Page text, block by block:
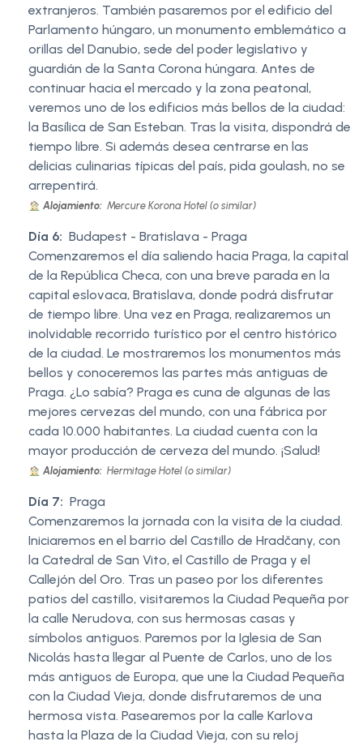
extranjeros. También pasaremos por el edificio del
Parlamento húngaro, un monumento emblemático a
orillas del Danubio, sede del poder legislativo y
guardián de la Santa Corona húngara. Antes de
continuar hacia el mercado y la zona peatonal,
veremos uno de los edificios más bellos de la ciudad:
la Basílica de San Esteban. Tras la visita, dispondrá de
tiempo libre. Si además desea centrarse en las
delicias culinarias típicas del país, pida goulash, no se
arrepentirá.
Alojamiento: Mercure Korona Hotel (o similar)
Día 6: Budapest - Bratislava - Praga
Comenzaremos el día saliendo hacia Praga, la capital
de la República Checa, con una breve parada en la
capital eslovaca, Bratislava, donde podrá disfrutar
de tiempo libre. Una vez en Praga, realizaremos un
inolvidable recorrido turístico por el centro histórico
de la ciudad. Le mostraremos los monumentos más
bellos y conoceremos las partes más antiguas de
Praga. ¿Lo sabía? Praga es cuna de algunas de las
mejores cervezas del mundo, con una fábrica por
cada 10.000 habitantes. La ciudad cuenta con la
mayor producción de cerveza del mundo. ¡Salud!
Alojamiento: Hermitage Hotel (o similar)
Día 7: Praga
Comenzaremos la jornada con la visita de la ciudad.
Iniciaremos en el barrio del Castillo de Hradčany, con
la Catedral de San Vito, el Castillo de Praga y el
Callejón del Oro. Tras un paseo por los diferentes
patios del castillo, visitaremos la Ciudad Pequeña por
la calle Nerudova, con sus hermosas casas y
símbolos antiguos. Paremos por la Iglesia de San
Nicolás hasta llegar al Puente de Carlos, uno de los
más antiguos de Europa, que une la Ciudad Pequeña
con la Ciudad Vieja, donde disfrutaremos de una
hermosa vista. Pasearemos por la calle Karlova
hasta la Plaza de la Ciudad Vieja, con su reloj